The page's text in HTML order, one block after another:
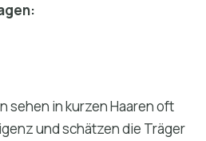
sehen in kurzen Haaren oft
und schätzen die Träger